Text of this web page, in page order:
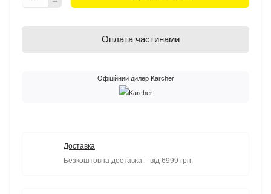
Оплата частинами
Офіційний дилер Kärcher
Доставка
Безкоштовна доставка – від 6999 грн.